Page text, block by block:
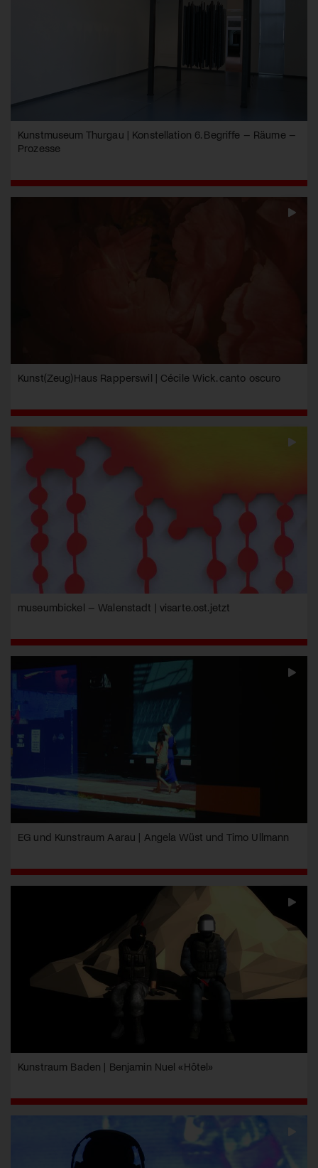
Kunstmuseum Thurgau | Konstellation 6. Begriffe – Räume –
Prozesse
Kunst(Zeug)Haus Rapperswil | Cécile Wick. canto oscuro
museumbickel – Walenstadt | visarte.ost.jetzt
EG und Kunstraum Aarau | Angela Wüst und Timo Ullmann
Kunstraum Baden | Benjamin Nuel «Hôtel»